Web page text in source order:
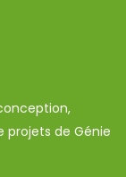
de Génie